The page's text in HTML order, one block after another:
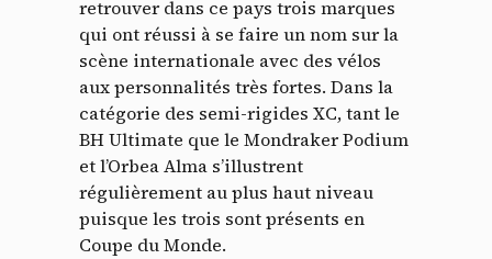
retrouver dans ce pays trois marques
qui ont réussi à se faire un nom sur la
scène internationale avec des vélos
aux personnalités très fortes. Dans la
catégorie des semi-rigides XC, tant le
BH Ultimate que le Mondraker Podium
et l’Orbea Alma s’illustrent
régulièrement au plus haut niveau
puisque les trois sont présents en
Coupe du Monde.